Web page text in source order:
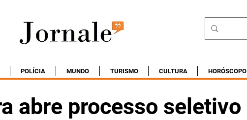
POLÍCIA MUNDO TURISMO CULTURA HORÓSCOPO
abre processo seletivo